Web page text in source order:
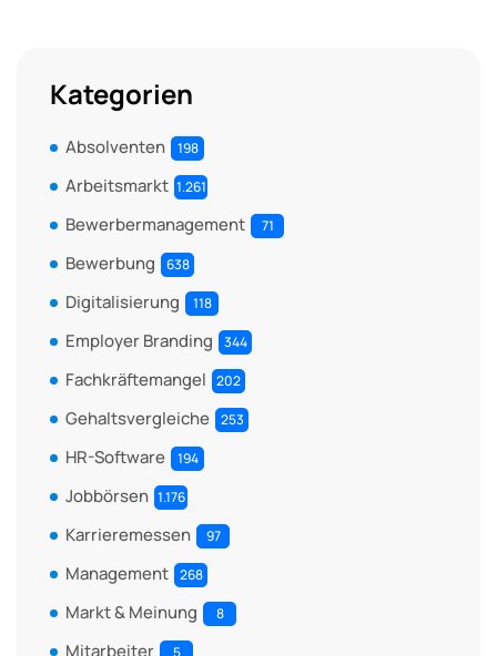
Kategorien
Absolventen 198
Arbeitsmarkt 1.261
Bewerbermanagement 71
Bewerbung 638
Digitalisierung 118
Employer Branding 344
Fachkräftemangel 202
Gehaltsvergleiche 253
HR-Software 194
Jobbörsen 1.176
Karrieremessen 97
Management 268
Markt & Meinung 8
Mitarbeiter